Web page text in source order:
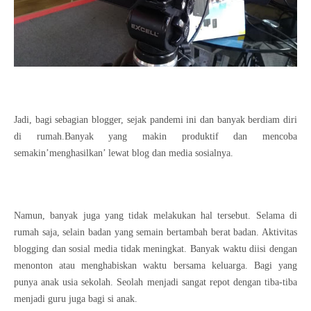
Jadi, bagi sebagian blogger, sejak pandemi ini dan banyak berdiam diri
di rumah.Banyak yang makin produktif dan mencoba
semakin’menghasilkan’ lewat blog dan media sosialnya.
Namun, banyak juga yang tidak melakukan hal tersebut. Selama di
rumah saja, selain badan yang semain bertambah berat badan. Aktivitas
blogging dan sosial media tidak meningkat. Banyak waktu diisi dengan
menonton atau menghabiskan waktu bersama keluarga. Bagi yang
punya anak usia sekolah. Seolah menjadi sangat repot dengan tiba-tiba
menjadi guru juga bagi si anak.